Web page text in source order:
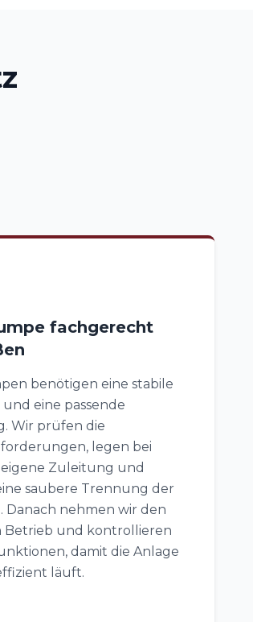
fachgerecht
benötigen eine stabile
eine passende
Wir prüfen die
legen bei
Zuleitung und
saubere Trennung der
Danach nehmen wir den
Betrieb und kontrollieren
damit die Anlage
läuft.